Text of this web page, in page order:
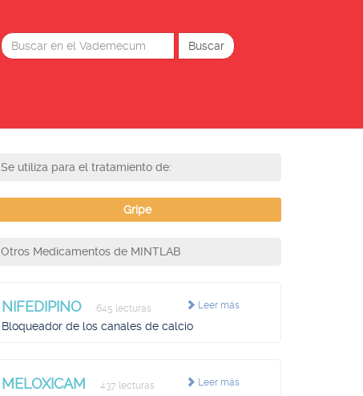
Se utiliza para el tratamiento de:
Gripe
Otros Medicamentos de MINTLAB
Leer más
NIFEDIPINO 645 lecturas
Bloqueador de los canales de calcio
Leer más
MELOXICAM 437 lecturas